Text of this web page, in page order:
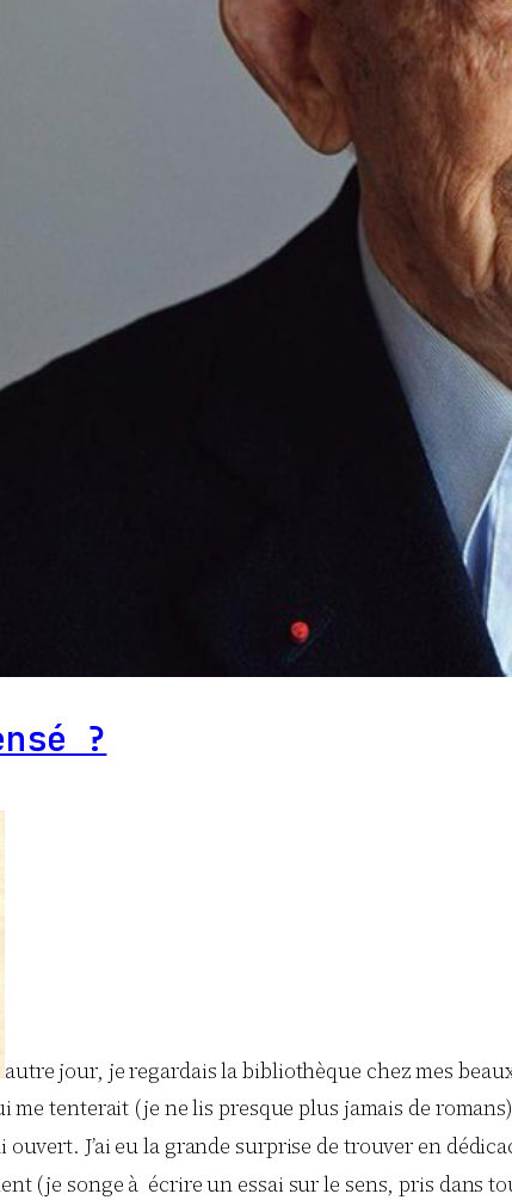
?
autre jour, je regardais la bibliothèque chez mes
tenterait (je ne lis presque plus jamais de
ouvert. J’ai eu la grande surprise de trouver en
(je songe à écrire un essai sur le sens, pris dans